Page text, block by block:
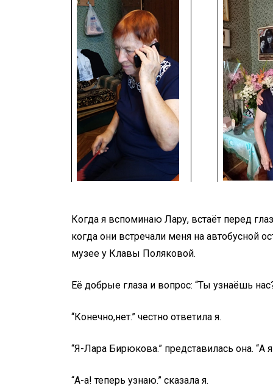
Когда я вспоминаю Лару, встаёт перед
когда они встречали меня на автобусной
музее у Клавы Поляковой.
Её добрые глаза и вопрос: “Ты узнаёшь
“Конечно,нет.” честно ответила я.
“Я-Лара Бирюкова.” представилась она. “А
“А-а! теперь узнаю.” сказала я.